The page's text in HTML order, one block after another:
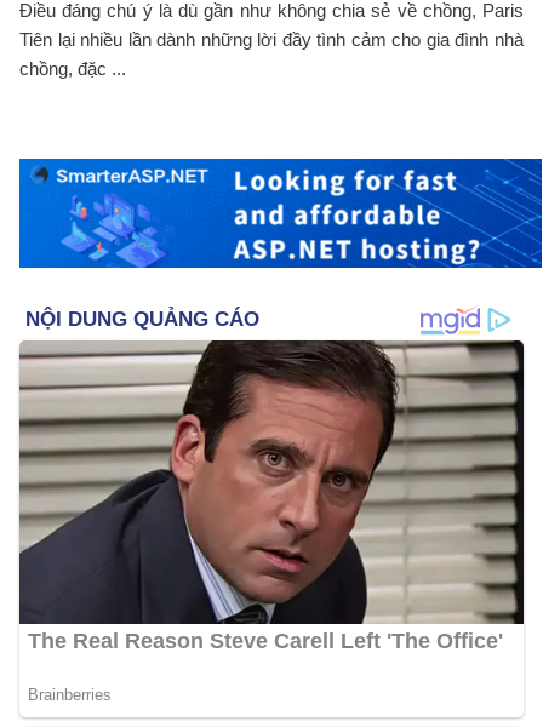
Điều đáng chú ý là dù gần như không chia sẻ về chồng, Paris
Tiên lại nhiều lần dành những lời đầy tình cảm cho gia đình nhà
chồng, đặc ...